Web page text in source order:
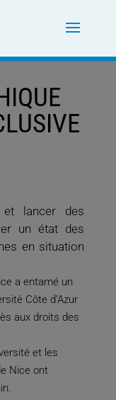
et lancer des
un état des
en situation
a entamé un
Côte d’Azur
aux droits des
et les
Nice ont